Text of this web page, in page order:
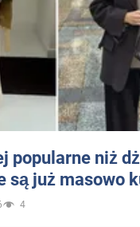
popularne niż
są już masowo
4